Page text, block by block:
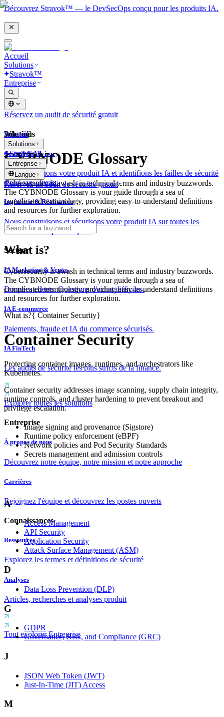
Découvrez Stravok™ — le DevSecOps conçu pour les produits IA.
Accueil
Solutions
Stravok™
Entreprise
Réservez un audit de sécurité gratuit
Solutions
Conseil & Advisory
Nous examinons votre produit IA et identifions les failles de sécurité
avant vos clients.
Ingénierie & Réalisation
Nous construisons et sécurisons votre produit IA sur toutes les
couches dès le premier jour.
Secteur
IA Marketing & Ventes
Données clients. Questions d'achat difficiles.
IA E-commerce
Paiements, fraude et IA du commerce sécurisés.
IA FinTech
Les audits de sécurité les plus stricts de la finance.
Explorer toutes les solutions
Entreprise
À propos de nous
Découvrez notre équipe, notre mission et notre approche
Carrières
Rejoignez l'équipe et découvrez les postes ouverts
Connaissances
Ressources
Explorez les termes et définitions de sécurité
Analyses
Articles, recherches et analyses produit
Tout explorer Entreprise
Accueil
Solutions
Stravok™
Entreprise
Langue
Réservez un audit de sécurité gratuit
What is?
CYBNODE Glossary
Cybersecurity is awash in technical terms and industry buzzwords.
The CYBNODE Glossary is your guide through a sea of
complicated terminology, providing easy-to-understand definitions
and resources for further exploration.
What is?
Cybersecurity is awash in technical terms and industry buzzwords.
The CYBNODE Glossary is your guide through a sea of
complicated terminology, providing easy-to-understand definitions
and resources for further exploration.
What is?{ Container Security}
Container Security
Protecting container images, runtimes, and orchestrators like
Kubernetes.
Container security addresses image scanning, supply chain integrity,
runtime controls, and cluster hardening to prevent breakout and
privilege escalation.
Image signing and provenance (Sigstore)
Runtime policy enforcement (eBPF)
Network policies and Pod Security Standards
Secrets management and admission controls
A
Access Management
API Security
Application Security
Attack Surface Management (ASM)
D
Data Loss Prevention (DLP)
G
GDPR
Governance, Risk, and Compliance (GRC)
J
JSON Web Token (JWT)
Just-In-Time (JIT) Access
M